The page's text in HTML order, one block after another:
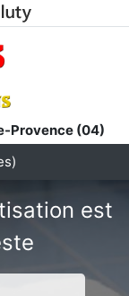
Provence (04)
est